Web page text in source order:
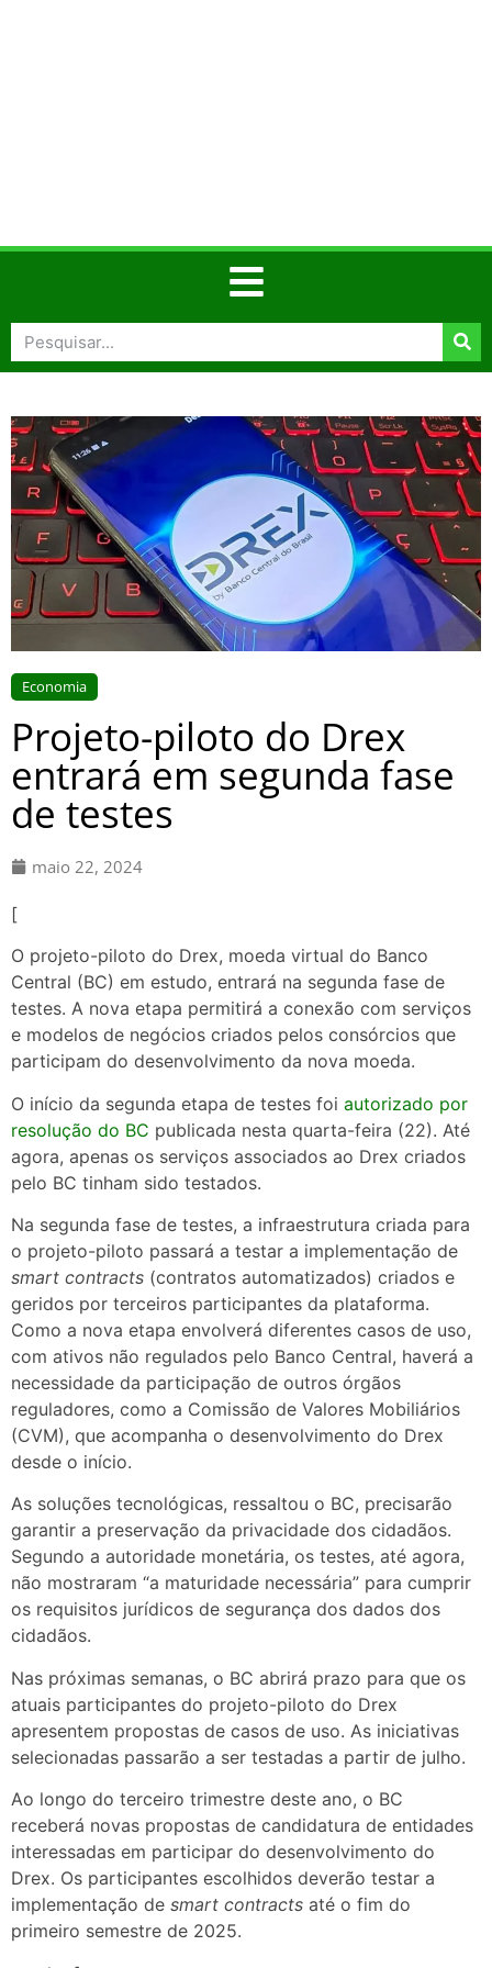
Economia
Projeto-piloto do Drex
entrará em segunda fase
de testes
maio 22, 2024
[
O projeto-piloto do Drex, moeda virtual do Banco
Central (BC) em estudo, entrará na segunda fase de
testes. A nova etapa permitirá a conexão com serviços
e modelos de negócios criados pelos consórcios que
participam do desenvolvimento da nova moeda.
O início da segunda etapa de testes foi autorizado por
resolução do BC publicada nesta quarta-feira (22). Até
agora, apenas os serviços associados ao Drex criados
pelo BC tinham sido testados.
Na segunda fase de testes, a infraestrutura criada para
o projeto-piloto passará a testar a implementação de
smart contracts (contratos automatizados) criados e
geridos por terceiros participantes da plataforma.
Como a nova etapa envolverá diferentes casos de uso,
com ativos não regulados pelo Banco Central, haverá a
necessidade da participação de outros órgãos
reguladores, como a Comissão de Valores Mobiliários
(CVM), que acompanha o desenvolvimento do Drex
desde o início.
As soluções tecnológicas, ressaltou o BC, precisarão
garantir a preservação da privacidade dos cidadãos.
Segundo a autoridade monetária, os testes, até agora,
não mostraram “a maturidade necessária” para cumprir
os requisitos jurídicos de segurança dos dados dos
cidadãos.
Nas próximas semanas, o BC abrirá prazo para que os
atuais participantes do projeto-piloto do Drex
apresentem propostas de casos de uso. As iniciativas
selecionadas passarão a ser testadas a partir de julho.
Ao longo do terceiro trimestre deste ano, o BC
receberá novas propostas de candidatura de entidades
interessadas em participar do desenvolvimento do
Drex. Os participantes escolhidos deverão testar a
implementação de smart contracts até o fim do
primeiro semestre de 2025.